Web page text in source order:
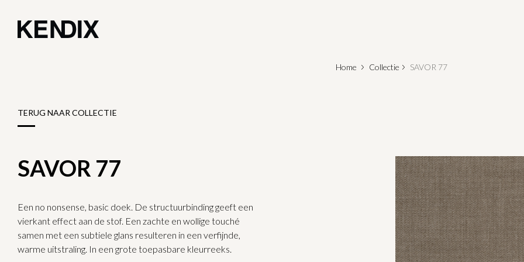
Home Collectie SAVOR 77
TERUG NAAR COLLECTIE
SAVOR 77
Een no nonsense, basic doek. De structuurbinding geeft een
vierkant effect aan de stof. Een zachte en wollige touché
samen met een subtiele glans resulteren in een verfijnde,
warme uitstraling. In een grote toepasbare kleurreeks.